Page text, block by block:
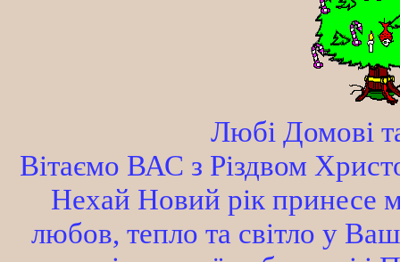
Любі Домові
Вітаємо ВАС з Різдвом
Нехай Новий рік принесе
любов, тепло та світло у